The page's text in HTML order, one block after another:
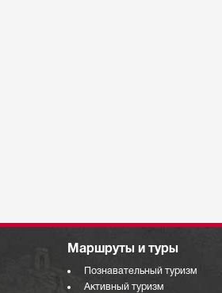
Маршруты и туры
Познавательный туризм
Активный туризм